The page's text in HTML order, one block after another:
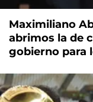
Maximiliano
abrimos la de
gobierno para